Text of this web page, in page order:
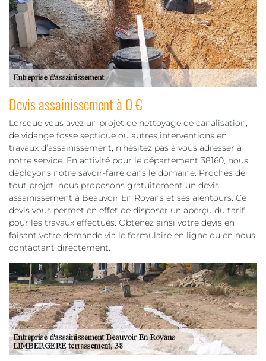
Devis assainissement à 0 €
Lorsque vous avez un projet de nettoyage de canalisation,
de vidange fosse septique ou autres interventions en
travaux d’assainissement, n’hésitez pas à vous adresser à
notre service. En activité pour le département 38160, nous
déployons notre savoir-faire dans le domaine. Proches de
tout projet, nous proposons gratuitement un devis
assainissement à Beauvoir En Royans et ses alentours. Ce
devis vous permet en effet de disposer un aperçu du tarif
pour les travaux effectués. Obtenez ainsi votre devis en
faisant votre demande via le formulaire en ligne ou en nous
contactant directement.